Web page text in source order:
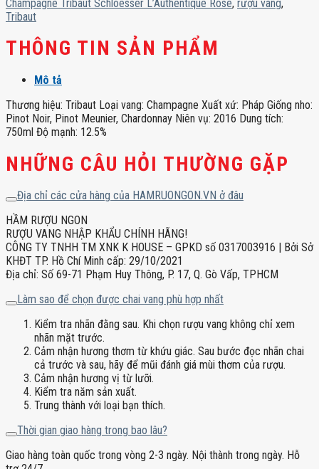
lượng
Champagne Tribaut Schloesser L’Authentique Rose, rượu vang,
Tribaut
THÔNG TIN SẢN PHẨM
Mô tả
Thương hiệu: Tribaut Loại vang: Champagne Xuất xứ: Pháp Giống nho:
Pinot Noir, Pinot Meunier, Chardonnay Niên vụ: 2016 Dung tích:
750ml Độ mạnh: 12.5%
NHỮNG CÂU HỎI THƯỜNG GẶP
Địa chỉ các cửa hàng của HAMRUONGON.VN ở đâu
HẦM RƯỢU NGON
RƯỢU VANG NHẬP KHẨU CHÍNH HÃNG!
CÔNG TY TNHH TM XNK K HOUSE – GPKD số 0317003916 | Bởi Sở
KHĐT TP. Hồ Chí Minh cấp: 29/10/2021
Địa chỉ: Số 69-71 Phạm Huy Thông, P. 17, Q. Gò Vấp, TPHCM
Làm sao để chọn được chai vang phù hợp nhất
Kiểm tra nhãn đằng sau. Khi chọn rượu vang không chỉ xem
nhãn mặt trước.
Cảm nhận hương thơm từ khứu giác. Sau bước đọc nhãn chai
cả trước và sau, hãy để mũi đánh giá mùi thơm của rượu.
Cảm nhận hương vị từ lưỡi.
Kiểm tra năm sản xuất.
Trung thành với loại bạn thích.
Thời gian giao hàng trong bao lâu?
Giao hàng toàn quốc trong vòng 2-3 ngày. Nội thành trong ngày. Hỗ